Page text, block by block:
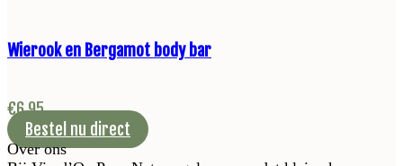
Wierook en Bergamot body bar
€6,95
Bestel nu direct
Over ons